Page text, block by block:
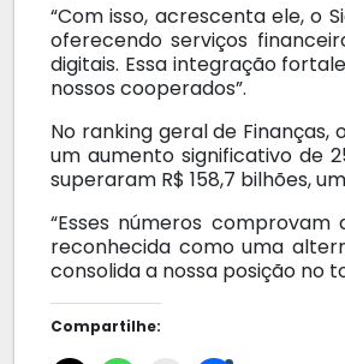
“Com isso, acrescenta ele, o
oferecendo serviços
digitais. Essa integração
nossos cooperados”.
No ranking geral de Finanças,
um aumento significativo de
superaram R$ 158,7 bilhões,
“Esses números
reconhecida como uma
consolida a nossa posição no
Compartilhe: